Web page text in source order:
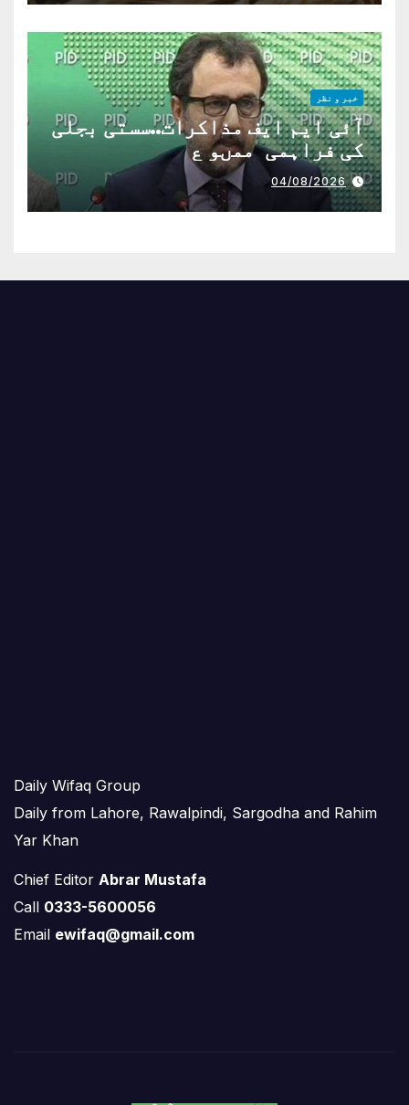
خبر و نظر
آئی ایم ایف مذاکرات..سستی بجلی
کی فراہمی ممںو ع
04/08/2026
Daily Wifaq Group
Daily from Lahore, Rawalpindi, Sargodha and Rahim
Yar Khan
Chief Editor Abrar Mustafa
Call 0333-5600056
Email ewifaq@gmail.com